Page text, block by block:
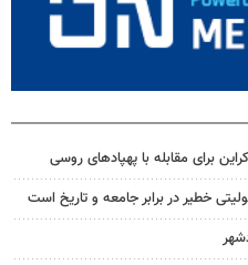
برای مقابله با پهپادهای روسی
خطیر در برابر جامعه و تاریخ است